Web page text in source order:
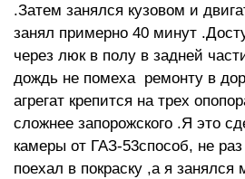
.Затем занялся кузовом и
занял примерно 40 минут
через люк в полу в задней
дождь не помеха ремонту в
агрегат крепится на трех
сложнее запорожского .Я это
камеры от ГАЗ-53способ, не
поехал в покраску ,а я